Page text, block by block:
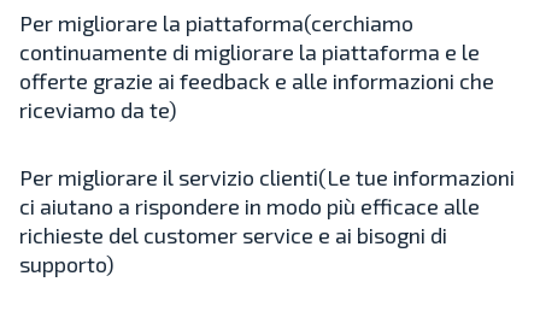
Per migliorare la piattaforma(cerchiamo
continuamente di migliorare la piattaforma e le
offerte grazie ai feedback e alle informazioni che
riceviamo da te)
Per migliorare il servizio clienti(Le tue informazioni
ci aiutano a rispondere in modo più efficace alle
richieste del customer service e ai bisogni di
supporto)